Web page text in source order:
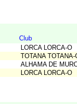
Club
LORCA LORCA-O
TOTANA TOTANA-
ALHAMA DE
LORCA LORCA-O